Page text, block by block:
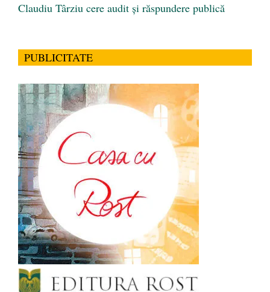
Claudiu Târziu cere audit și răspundere publică
PUBLICITATE